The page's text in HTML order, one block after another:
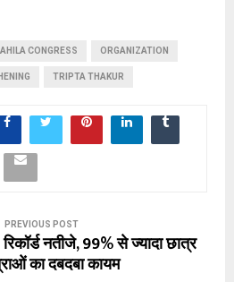
CONGRESS ORGANIZATION
TRIPTA THAKUR
PREVIOUS POST
नतीजे, 99% से ज्यादा छात्र
का दबदबा कायम